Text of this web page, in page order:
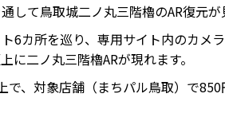
して鳥取城二ノ丸三階櫓のAR復元が
6カ所を巡り、専用サイト内のカメ
に二ノ丸三階櫓ARが現れます。
、対象店舗（まちパル鳥取）で